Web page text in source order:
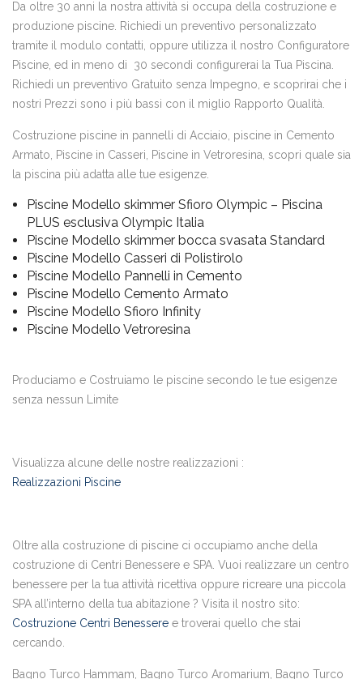
Da oltre 30 anni la nostra attività si occupa della costruzione e
produzione piscine. Richiedi un preventivo personalizzato
tramite il modulo contatti, oppure utilizza il nostro Configuratore
Piscine, ed in meno di 30 secondi configurerai la Tua Piscina.
Richiedi un preventivo Gratuito senza Impegno, e scoprirai che i
nostri Prezzi sono i più bassi con il miglio Rapporto Qualità.
Costruzione piscine in pannelli di Acciaio, piscine in Cemento
Armato, Piscine in Casseri, Piscine in Vetroresina, scopri quale sia
la piscina più adatta alle tue esigenze.
Piscine Modello skimmer Sfioro Olympic – Piscina
PLUS esclusiva Olympic Italia
Piscine Modello skimmer bocca svasata Standard
Piscine Modello Casseri di Polistirolo
Piscine Modello Pannelli in Cemento
Piscine Modello Cemento Armato
Piscine Modello Sfioro Infinity
Piscine Modello Vetroresina
Produciamo e Costruiamo le piscine secondo le tue esigenze
senza nessun Limite
Visualizza alcune delle nostre realizzazioni :
Realizzazioni Piscine
Oltre alla costruzione di piscine ci occupiamo anche della
costruzione di Centri Benessere e SPA. Vuoi realizzare un centro
benessere per la tua attività ricettiva oppure ricreare una piccola
SPA all’interno della tua abitazione ? Visita il nostro sito:
Costruzione Centri Benessere e troverai quello che stai
cercando.
Bagno Turco Hammam, Bagno Turco Aromarium, Bagno Turco